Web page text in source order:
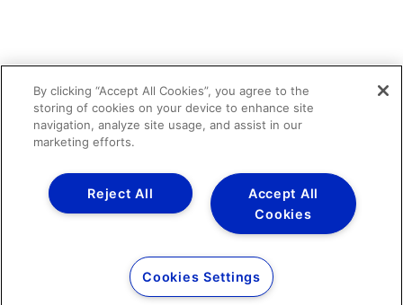
By clicking “Accept All Cookies”, you agree to the
storing of cookies on your device to enhance site
navigation, analyze site usage, and assist in our
marketing efforts.
Accept All
Cookies
Reject All
Cookies Settings